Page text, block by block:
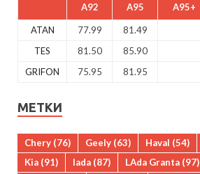
A92 A95 A95+
ATAN 77.99 81.49
TES
81.50 85.90
GRIFON
75.95 81.95
МЕТКИ
Chery (76) Geely (63) Haval (54)
Kia (91) lada (87) LAda Granta (97)